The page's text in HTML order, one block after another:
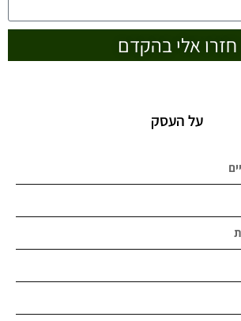
חזרו אלי בהקדם
על העסק